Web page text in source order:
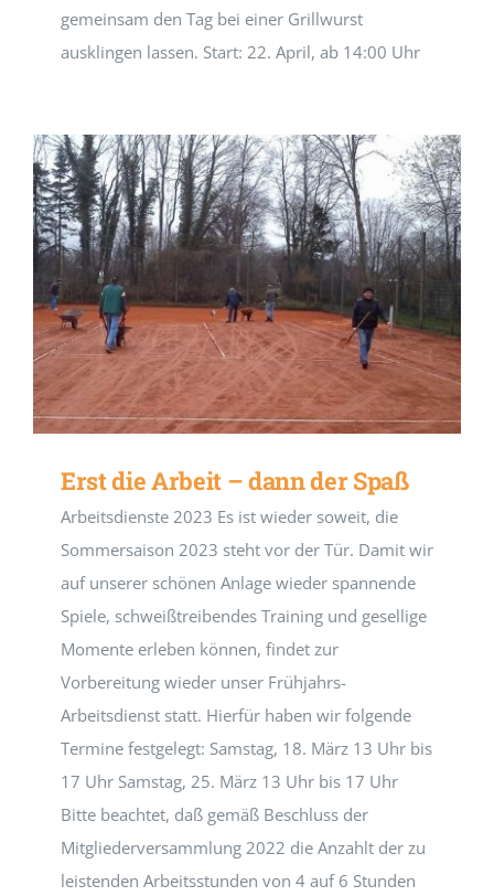
gemeinsam den Tag bei einer Grillwurst
ausklingen lassen. Start: 22. April, ab 14:00 Uhr
Erst die Arbeit – dann der Spaß
Arbeitsdienste 2023 Es ist wieder soweit, die
Sommersaison 2023 steht vor der Tür. Damit wir
auf unserer schönen Anlage wieder spannende
Spiele, schweißtreibendes Training und gesellige
Momente erleben können, findet zur
Vorbereitung wieder unser Frühjahrs-
Arbeitsdienst statt. Hierfür haben wir folgende
Termine festgelegt: Samstag, 18. März 13 Uhr bis
17 Uhr Samstag, 25. März 13 Uhr bis 17 Uhr
Bitte beachtet, daß gemäß Beschluss der
Mitgliederversammlung 2022 die Anzahlt der zu
leistenden Arbeitsstunden von 4 auf 6 Stunden